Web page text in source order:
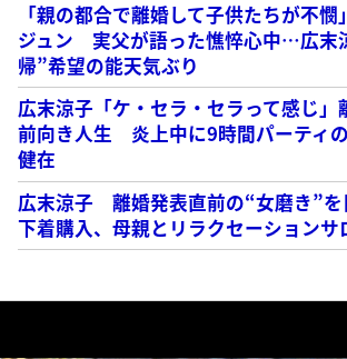
「親の都合で離婚して子供たちが不憫
ジュン 実父が語った憔悴心中…広末
帰”希望の能天気ぶり
広末涼子「ケ・セラ・セラって感じ」
前向き人生 炎上中に9時間パーティ
健在
広末涼子 離婚発表直前の“女磨き”を
下着購入、母親とリラクセーションサ